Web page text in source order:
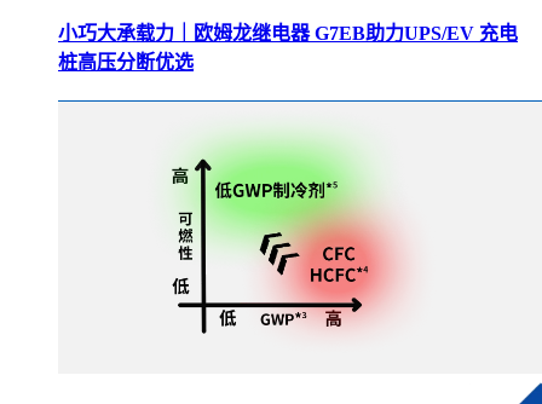
小巧大承载力｜欧姆龙继电器 G7EB助力UPS/EV 充电
桩高压分断优选